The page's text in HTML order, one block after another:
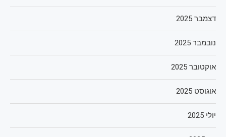
דצמבר 2025
נובמבר 2025
אוקטובר 2025
אוגוסט 2025
יולי 2025